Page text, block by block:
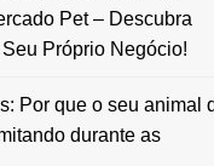
Pet – Descubra
Próprio Negócio!
Por que o seu animal
durante as